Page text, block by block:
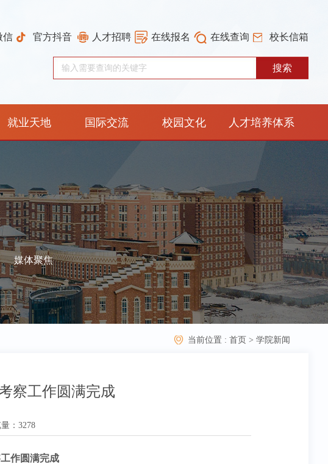
校长信箱
在线查询
在线报名
人才招聘
官方抖音
信
就业天地 国际交流 校园文化 人才培养体系
媒体聚焦
当前位置 : 首页 > 学院新闻
察工作圆满完成
：3278
作圆满完成